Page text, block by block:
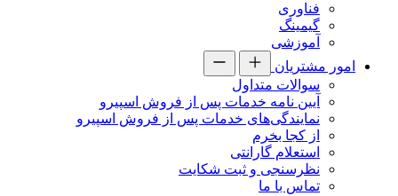
فناوری
گیمینگ
آموزشی
امور مشتریان
سوالات متداول
آیین نامه خدمات پس از فروش اسپیرو
نمایندگی‌های خدمات پس از فروش اسپیرو
از کجا بخرم
استعلام گارانتی
نظرسنجی و ثبت شکایت
تماس با ما